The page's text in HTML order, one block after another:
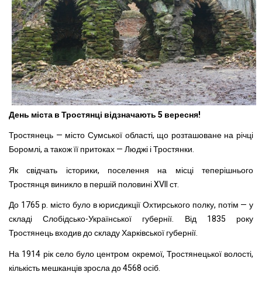
День міста в Тростянці відзначають 5 вересня!
Тростянець — місто Сумської області, що розташоване на річці
Боромлі, а також її притоках — Люджі і Тростянки.
Як свідчать історики, поселення на місці теперішнього
Тростянця виникло в першій половині XVII ст.
До 1765 р. місто було в юрисдикції Охтирського полку, потім — у
складі Слобідсько-Української губернії. Від 1835 року
Тростянець входив до складу Харківської губернії.
На 1914 рік село було центром окремої, Тростянецької волості,
кількість мешканців зросла до 4568 осіб.